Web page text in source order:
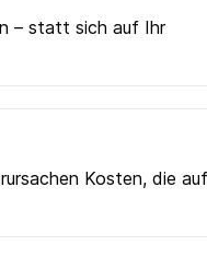
– statt sich auf Ihr
Kosten, die auf